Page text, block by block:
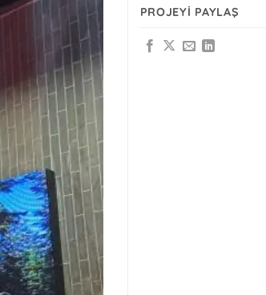
PROJEYI PAYLAŞ